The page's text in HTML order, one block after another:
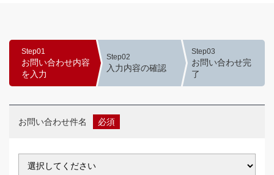
Step01
お問い合わせ内容
を入力
Step02
入力内容の確認
Step03
お問い合わせ完
了
お問い合わせ件名